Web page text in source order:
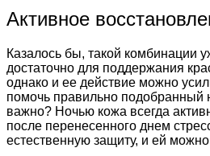
Активное
Казалось бы, такой комбинации
достаточно для поддержания
однако и ее действие можно
помочь правильно подобранный
важно? Ночью кожа всегда
после перенесенного днем
естественную защиту, и ей